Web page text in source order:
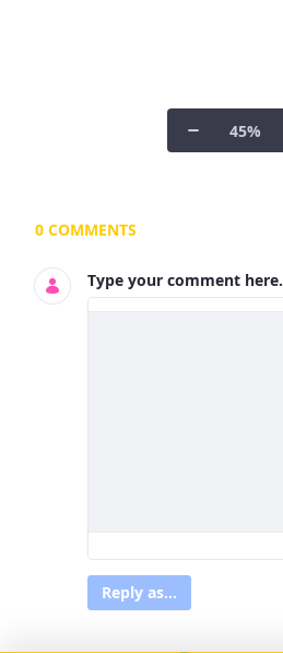
45%
Documents and Media
0 COMMENTS
Type your comment here.
Reply as...